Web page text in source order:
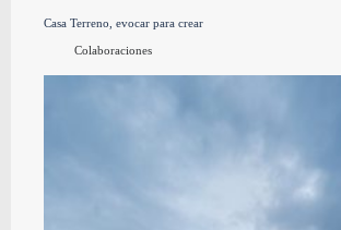
Casa Terreno, evocar para crear
Colaboraciones